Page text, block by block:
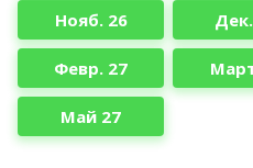
Нояб. 26
Февр. 27
Май 27